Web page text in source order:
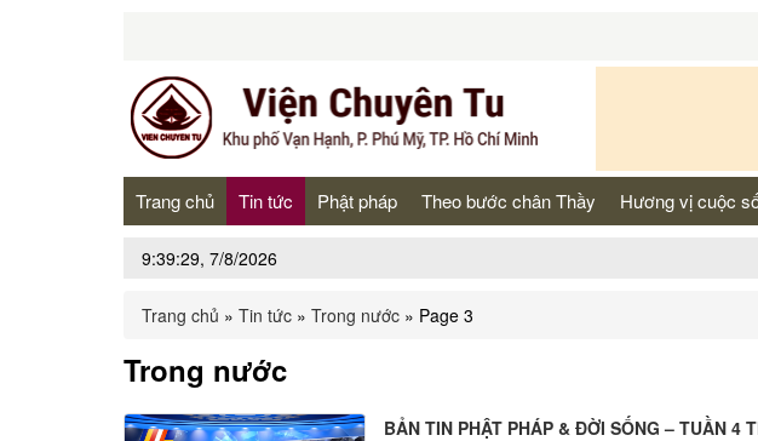
Trang chủ Tin tức Phật pháp Theo bước chân Thầy Hương vị cuộc
9:39:29, 7/8/2026
Trang chủ » Tin tức » Trong nước » Page 3
Trong nước
BẢN TIN PHẬT PHÁP & ĐỜI SỐNG – TUẦN 4